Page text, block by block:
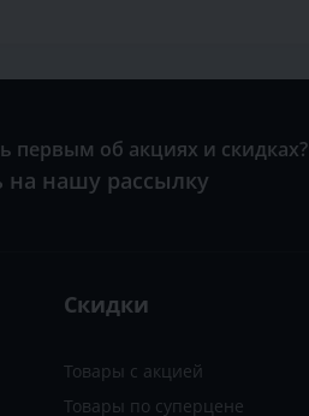
первым об акциях и скидках?
нашу рассылку
Скидки
Товары с акцией
Товары по суперцене